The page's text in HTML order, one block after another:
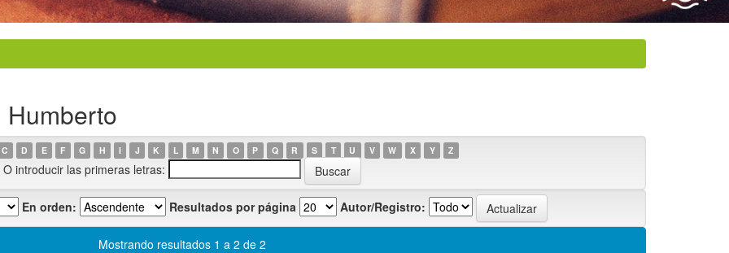
Humberto
C D E F G H I J K L M N O P Q R S T U V W X Y Z
O introducir las primeras letras:
En orden: Resultados por página Autor/Registro:
Mostrando resultados 1 a 2 de 2